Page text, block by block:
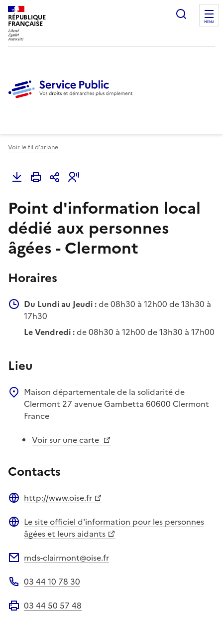
RÉPUBLIQUE
FRANÇAISE
Ouvrir
MENU
Voir le fil d'ariane
Point d'information local
dédié aux personnes
âgées - Clermont
Horaires
Du Lundi au Jeudi :de 08h30 à 12h00 de 13h30 à
17h30
Le Vendredi :de 08h30 à 12h00 de 13h30 à 17h00
Lieu
Maison départementale de la solidarité de
Clermont 27 avenue Gambetta 60600 Clermont
France
Voir sur une carte
Contacts
http://www.oise.fr
Site web
Le site officiel d'information pour les personnes
âgées et leurs aidants
mds-clairmont@oise.fr
03 44 10 78 30
03 44 50 57 48